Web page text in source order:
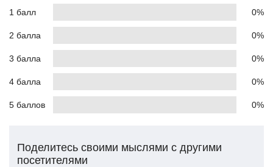
1 балл 0%
2 балла 0%
3 балла 0%
4 балла 0%
5 баллов 0%
Поделитесь своими мыслями с другими
посетителями